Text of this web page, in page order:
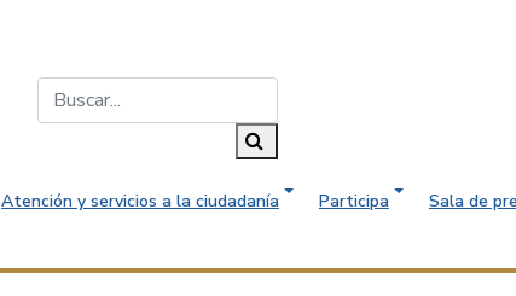
Atención y servicios a la ciudadanía Participa
Sala de